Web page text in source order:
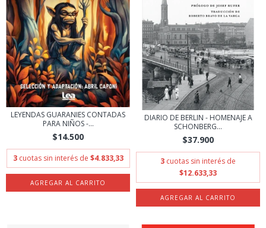
LEYENDAS GUARANIES CONTADAS
PARA NIÑOS -...
$14.500
3 cuotas sin interés de $4.833,33
DIARIO DE BERLIN - HOMENAJE A
SCHONBERG...
$37.900
3 cuotas sin interés de
$12.633,33